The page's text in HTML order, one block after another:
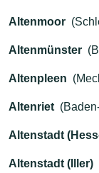
Altenmoor
Altenmünster
Altenpleen
Altenriet
Altenstadt
Altenstadt (Iller)